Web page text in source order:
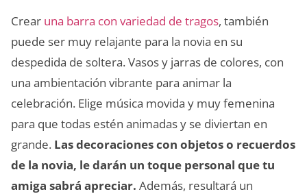
Crear una barra con variedad de tragos, también
puede ser muy relajante para la novia en su
despedida de soltera. Vasos y jarras de colores, con
una ambientación vibrante para animar la
celebración. Elige música movida y muy femenina
para que todas estén animadas y se diviertan en
grande. Las decoraciones con objetos o recuerdos
de la novia, le darán un toque personal que tu
amiga sabrá apreciar. Además, resultará un